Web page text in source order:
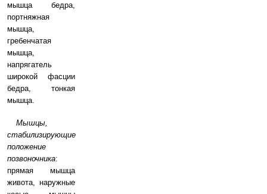
мышца бедра,
портняжная
мышца,
гребенчатая
мышца,
напрягатель
широкой фасции
бедра, тонкая
мышца.
Мышцы,
стабилизирующие
положение
позвоночника:
прямая мышца
живота, наружные